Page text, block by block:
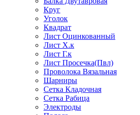
Круг
Уголок
Квадрат
Лист Оцинкованный
Лист Х.к
Лист Г.к
Лист Просечка(Пвл)
Проволока Вязальная
Шарниры
Сетка Кладочная
Сетка Рабица
Электроды